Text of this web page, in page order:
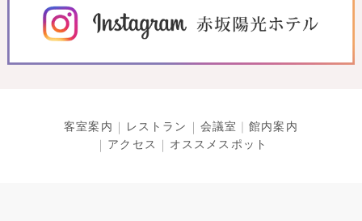
客室案内 レストラン 会議室
館内案内
アクセス
オススメスポット